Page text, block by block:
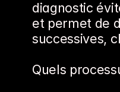
diagnostic
et permet de
successives,
Quels